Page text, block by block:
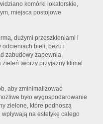
komórki lokatorskie,
miejsca postojowe
dużymi przeszkleniami i
bieli, beżu i
zabudowy zapewnia
tworzy przyjazny klimat
aby zminimalizować
było wygospodarowanie
zielone, które podnoszą
na estetykę całego